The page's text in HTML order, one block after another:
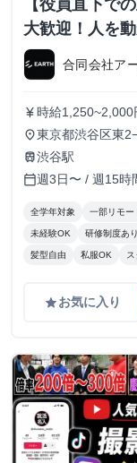
【役員直下で
大歓迎！人を
合同会社ア
currency_yen 時給1,250~2,000
place東京都渋谷区東
train渋谷駅
calendar_today週3日〜 / 週15時
全学年対象 一部リモー
未経験OK 研修制度あり
髪型自由 私服OK
gradeお気に入り